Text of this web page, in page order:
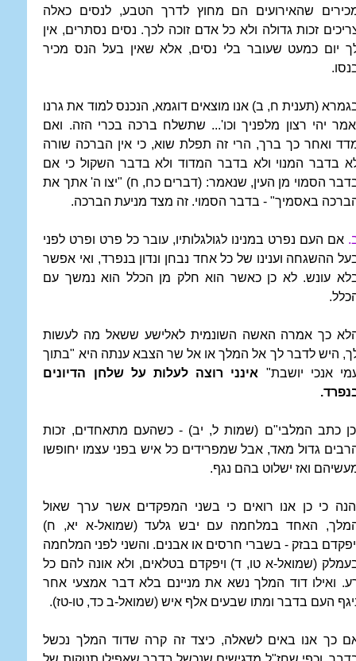
שהאירועים הם מחוץ לדרך הטבע, לנסים כאלה
זכות גדולה ולא כל אדם זוכה לכך. נסים נסתרים, אין
יום כמעט שעובר בלי נסים, אלא שאין בעל הנס מכיר
(תענית ח, ב) אנו מוצאים דוגמא, הנכנס למוד את גרנו
יהי רצון מלפניך וכו'... שתשלח ברכה בכרי הזה. ואם
ואחר כך ברך, הרי זה תפלת שוא, כי אין הברכה שורה
בדבר המנוי ולא בדבר המדוד ולא בדבר השקול כי אם
הסמוי מן העין, שנאמר: (דברים כח, ח) "יצו ה' אתך את
באסמיך" - בדבר הסמוי. זה מצד מניעת הברכה.
אם העם נפרט במנינו לגולגלותיו, עובר כל פרט ופרט לפני
ההשגחה וענינו של כל אחד נבחן ונדון בנפרד, ואי אפשר
עונש. לא כן כאשר הוא חלק מן הכלל הוא נמשך עם
כך אמרה האשה השונמית לאלישע ששאל מה לעשות
היש לדבר לך אל המלך או אל שר הצבא ענתה היא "בתוך
אנכי יושבת" אינני רוצה לעלות על שלחן הדיונים
כתב המלבי"ם (שמות ל, יב) - כשהעם מתאחדים, זכות
גדול מאד, אבל שמפרידים כל איש בפני עצמו יחופשו
ואז ישלוט בהם נגף.
כי כן אנו רואים כי בשני המפקדים אשר ערך שאול
האחד במלחמה עם יבש גלעד (שמואל-א יא, ח)
בבזק - בשברי חרסים או אבנים. והשני לפני המלחמה
(שמואל-א טו, ד) ויפקדם בטלאים, ולא אונה להם כל
ואילו דוד המלך נשא את מניינם בלא דבר אמצעי אחר
העם בדבר ומתו שבעים אלף איש (שמואל-ב כד, טו-טז).
כך אנו באים לשאלה, כיצד זה קרה שדוד המלך נכשל